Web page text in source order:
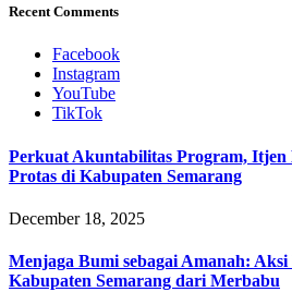
Recent Comments
Facebook
Instagram
YouTube
TikTok
Perkuat Akuntabilitas Program, Itjen
Protas di Kabupaten Semarang
December 18, 2025
Menjaga Bumi sebagai Amanah:
Kabupaten Semarang dari Merbabu